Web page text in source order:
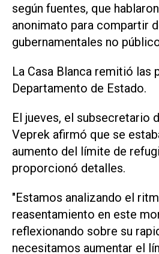
según fuentes, que
anonimato para compartir
gubernamentales no
La Casa Blanca remitió las
Departamento de Estado.
El jueves, el subsecretario
Veprek afirmó que se
aumento del límite de
proporcionó detalles.
"Estamos ‌analizando el
reasentamiento en este
reflexionando sobre su
necesitamos aumentar el